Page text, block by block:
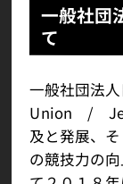
一般社団
て
一般社団法
Union /
及と発展、
の競技力の